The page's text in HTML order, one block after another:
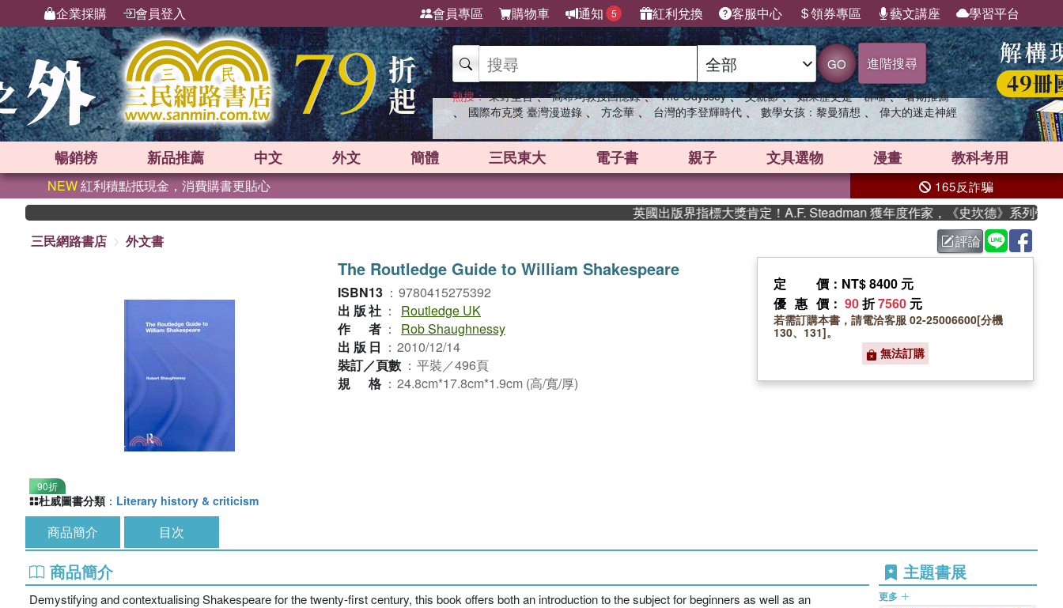
企業採購 會員登入 會員專區 購物車 通知 5 紅利兌換 客服中心 領券專區 藝文講座 學習平台
GO 進階搜尋
熱搜： 東野圭吾 、 高希均教授回憶錄 、 The Odyssey 、 父親節 、 如果歷史是一群喵 、 暑期推薦
、 國際布克獎 臺灣漫遊錄 、 方念華 、 台灣的李登輝時代 、 數學女孩：黎曼猜想 、 偉大的迷走神經
暢銷榜 新品推薦 中文 外文 簡體 三民東大 電子書 親子 文具選物 漫畫 教科考用
NEW紅利積點抵現金，消費購書更貼心 165反詐騙
英國出版界指標大獎肯定！A.F. Steadman 獲年度作家，《史坎德》系列帶你踏上
三民網路書店
外文書 評論
90折
The Routledge Guide to William Shakespeare
ISBN13 ： 9780415275392
出版社 ：
Routledge UK
作者 ：
Rob Shaughnessy
出版日 ： 2010/12/14
裝訂／頁數 ： 平裝／496頁
規格 ： 24.8cm*17.8cm*1.9cm (高/寬/厚)
定價 ：NT$ 8400 元
優惠價 ： 90折7560 元
若需訂購本書，請電洽客服 02-25006600[分機
130、131]。
無法訂購
杜威圖書分類 ： Literary history & criticism
商品簡介 目次
商品簡介
Demystifying and contextualising Shakespeare for the twenty-first century, this book offers both an introduction to the subject for beginners as well as an
主題書展
更多